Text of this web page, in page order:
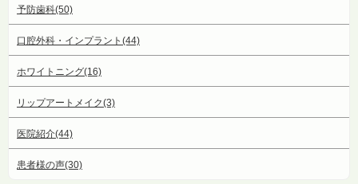
予防歯科(50)
口腔外科・インプラント(44)
ホワイトニング(16)
リップアートメイク(3)
医院紹介(44)
患者様の声(30)